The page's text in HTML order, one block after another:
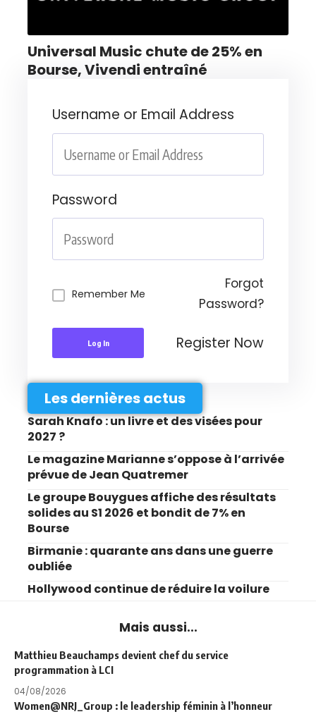
Universal Music chute de 25% en
Bourse, Vivendi entraîné
Username or Email Address
Password
Remember Me
Forgot
Password?
Log In Register Now
Les dernières actus
Sarah Knafo : un livre et des visées pour
2027 ?
Le magazine Marianne s’oppose à l’arrivée
prévue de Jean Quatremer
Le groupe Bouygues affiche des résultats
solides au S1 2026 et bondit de 7% en
Bourse
Birmanie : quarante ans dans une guerre
oubliée
Hollywood continue de réduire la voilure
Mais aussi...
Matthieu Beauchamps devient chef du service
programmation à LCI
04/08/2026
Women@NRJ_Group : le leadership féminin à l’honneur